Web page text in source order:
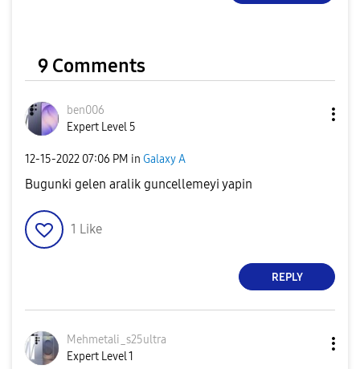
9 Comments
ben006
Expert Level 5
‎12-15-2022 07:06 PM in Galaxy A
Bugunki gelen aralik guncellemeyi yapin
1 Like
REPLY
Mehmetali_s25ultra
Expert Level 1